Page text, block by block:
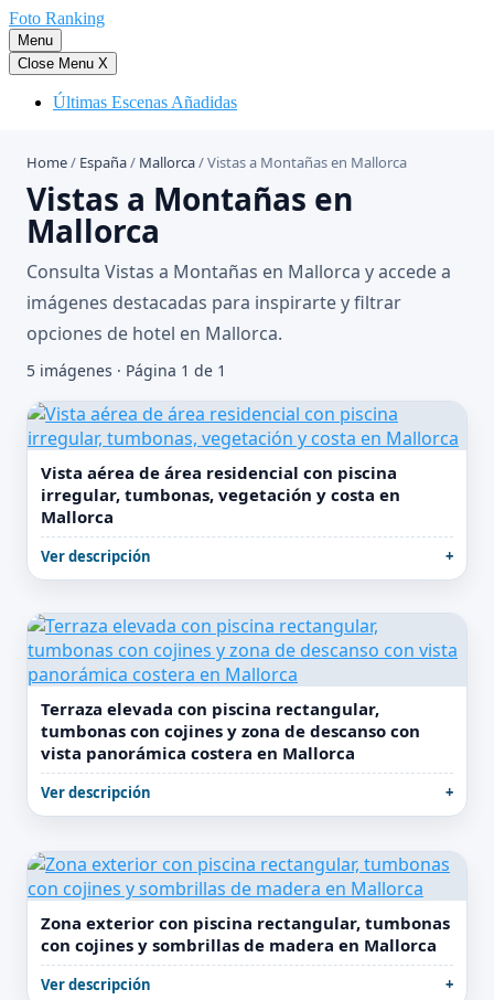
Saltar
al
contenido
Foto Ranking
Menu
Close Menu X
Últimas Escenas Añadidas
Home/ España/ Mallorca/Vistas a Montañas en Mallorca
Vistas a Montañas en
Mallorca
Consulta Vistas a Montañas en Mallorca y accede a
imágenes destacadas para inspirarte y filtrar
opciones de hotel en Mallorca.
5 imágenes · Página 1 de 1
Vista aérea de área residencial con piscina
irregular, tumbonas, vegetación y costa en
Mallorca
Ver descripción
Terraza elevada con piscina rectangular,
tumbonas con cojines y zona de descanso con
vista panorámica costera en Mallorca
Ver descripción
Zona exterior con piscina rectangular, tumbonas
con cojines y sombrillas de madera en Mallorca
Ver descripción